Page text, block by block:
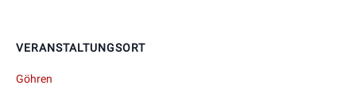
VERANSTALTUNGSORT
Göhren